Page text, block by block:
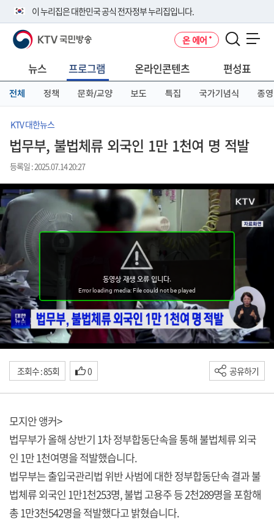
이 누리집은 대한민국 공식 전자정부 누리집입니다.
공식 누리집 주소 확인하기
니다.
이밖에 or.kr 또는 .kr등 다른 도메인 주소를 사용하고 있다면 아래 URL에
서 도메인 주소를 확인해 보세요
KTV 국민방송 온 에어
뉴스 프로그램 온라인콘텐츠 편성표
전체 정책 문화/교양 보도 특집 국가기념식 종영
KTV 대한뉴스
법무부, 불법체류 외국인 1만 1천여 명 적발
등록일 : 2025.07.14 20:27
조회수 : 85회 0 공유하기
모지안 앵커>
법무부가 올해 상반기 1차 정부합동단속을 통해 불법체류 외국
인 1만 1천여명을 적발했습니다.
법무부는 출입국관리법 위반 사범에 대한 정부합동단속 결과 불
법체류 외국인 1만1천253명, 불법 고용주 등 2천289명을 포함해
총 1만3천542명을 적발했다고 밝혔습니다.